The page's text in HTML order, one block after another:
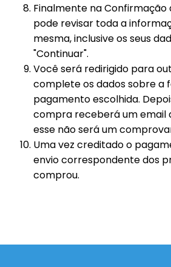
Finalmente na
pode revisar toda a
mesma, inclusive os seus
"Continuar".
Você será redirigido para
complete os dados sobre a
pagamento escolhida.
compra receberá um email
esse não será um
Uma vez creditado o
envio correspondente dos
comprou.